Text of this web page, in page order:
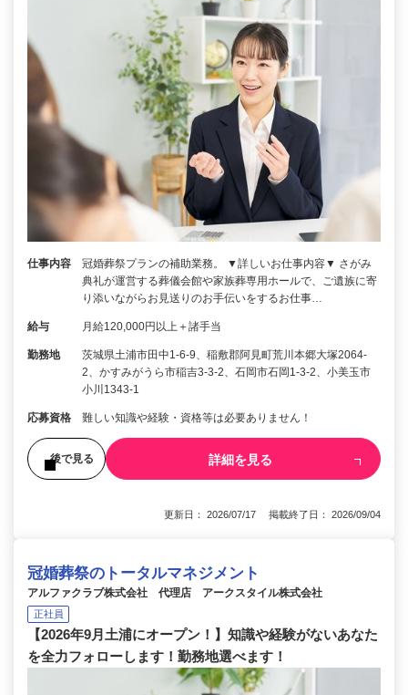
仕事内容
冠婚葬祭プランの補助業務。 ▼詳しいお仕事内容▼ さがみ
典礼が運営する葬儀会館や家族葬専用ホールで、ご遺族に寄
り添いながらお見送りのお手伝いをするお仕事…
給与 月給120,000円以上＋諸手当
勤務地
茨城県土浦市田中1-6-9、稲敷郡阿見町荒川本郷大塚2064-
2、かすみがうら市稲吉3-3-2、石岡市石岡1-3-2、小美玉市
小川1343-1
応募資格 難しい知識や経験・資格等は必要ありません！
後で見る 詳細を見る
更新日： 2026/07/17 掲載終了日： 2026/09/04
冠婚葬祭のトータルマネジメント
アルファクラブ株式会社 代理店 アークスタイル株式会社
正社員
【2026年9月土浦にオープン！】知識や経験がないあなた
を全力フォローします！勤務地選べます！